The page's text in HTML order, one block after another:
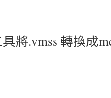
將.vmss 轉換成